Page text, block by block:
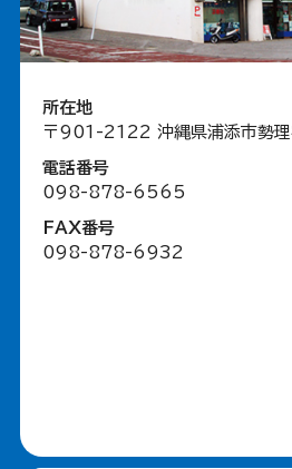
所在地
〒901-2122 沖縄県浦添市勢
電話番号
098-878-6565
FAX番号
098-878-6932